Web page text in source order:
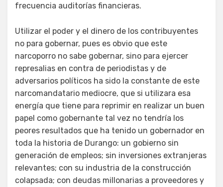
frecuencia auditorías financieras.
Utilizar el poder y el dinero de los contribuyentes
no para gobernar, pues es obvio que este
narcoporro no sabe gobernar, sino para ejercer
represalias en contra de periodistas y de
adversarios políticos ha sido la constante de este
narcomandatario mediocre, que si utilizara esa
energía que tiene para reprimir en realizar un buen
papel como gobernante tal vez no tendría los
peores resultados que ha tenido un gobernador en
toda la historia de Durango: un gobierno sin
generación de empleos; sin inversiones extranjeras
relevantes; con su industria de la construcción
colapsada; con deudas millonarias a proveedores y